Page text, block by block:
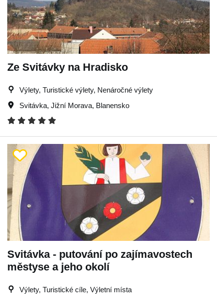
Ze Svitávky na Hradisko
Výlety, Turistické výlety, Nenáročné výlety
Svitávka, Jižní Morava, Blanensko
Svitávka - putování po zajímavostech
městyse a jeho okolí
Výlety, Turistické cíle, Výletní místa